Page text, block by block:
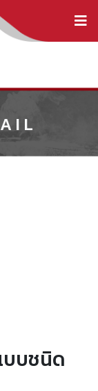
บบชนิด